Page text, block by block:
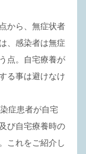
から、無症状者
、感染者は無症
点。自宅療養が
る事は避けなけ
症患者が自宅
び自宅療養時の
これをご紹介し